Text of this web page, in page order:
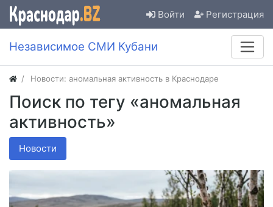
Войти Регистрация
Независимое СМИ Кубани
Новости: аномальная активность в Краснодаре
Поиск по тегу «аномальная
активность»
Новости